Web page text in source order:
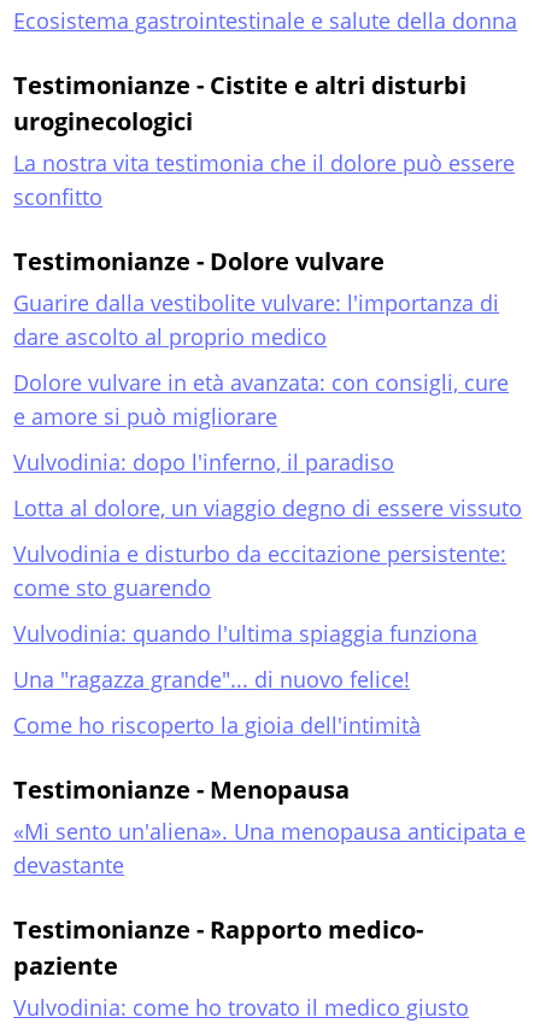
Ecosistema gastrointestinale e salute della donna
Testimonianze - Cistite e altri disturbi
uroginecologici
La nostra vita testimonia che il dolore può essere
sconfitto
Testimonianze - Dolore vulvare
Guarire dalla vestibolite vulvare: l'importanza di
dare ascolto al proprio medico
Dolore vulvare in età avanzata: con consigli, cure
e amore si può migliorare
Vulvodinia: dopo l'inferno, il paradiso
Lotta al dolore, un viaggio degno di essere vissuto
Vulvodinia e disturbo da eccitazione persistente:
come sto guarendo
Vulvodinia: quando l'ultima spiaggia funziona
Una "ragazza grande"... di nuovo felice!
Come ho riscoperto la gioia dell'intimità
Testimonianze - Menopausa
«Mi sento un'aliena». Una menopausa anticipata e
devastante
Testimonianze - Rapporto medico-
paziente
Vulvodinia: come ho trovato il medico giusto